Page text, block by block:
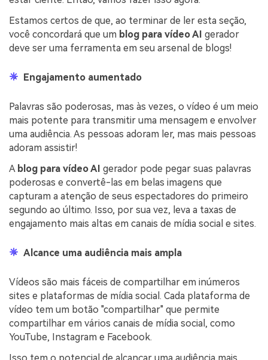
Estamos certos de que, ao terminar de ler esta seção,
você concordará que um blog para vídeo AI gerador
deve ser uma ferramenta em seu arsenal de blogs!
Engajamento aumentado
Palavras são poderosas, mas às vezes, o vídeo é um meio
mais potente para transmitir uma mensagem e envolver
uma audiência. As pessoas adoram ler, mas mais pessoas
adoram assistir!
A blog para vídeo AI gerador pode pegar suas palavras
poderosas e convertê-las em belas imagens que
capturam a atenção de seus espectadores do primeiro
segundo ao último. Isso, por sua vez, leva a taxas de
engajamento mais altas em canais de mídia social e sites.
Alcance uma audiência mais ampla
Vídeos são mais fáceis de compartilhar em inúmeros
sites e plataformas de mídia social. Cada plataforma de
vídeo tem um botão "compartilhar" que permite
compartilhar em vários canais de mídia social, como
YouTube, Instagram e Facebook.